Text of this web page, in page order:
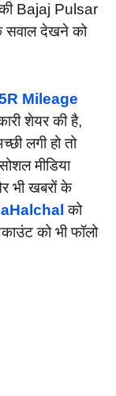
Bajaj Pulsar
सवाल देखने को
Mileage
शेयर की है,
लगी हो तो
मीडिया
भी खबरों के
को
को भी फॉलो